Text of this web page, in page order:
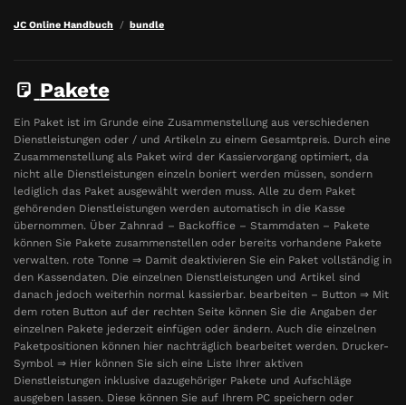
JC Online Handbuch bundle
Pakete
Ein Paket ist im Grunde eine Zusammenstellung aus verschiedenen
Dienstleistungen oder / und Artikeln zu einem Gesamtpreis. Durch eine
Zusammenstellung als Paket wird der Kassiervorgang optimiert, da
nicht alle Dienstleistungen einzeln boniert werden müssen, sondern
lediglich das Paket ausgewählt werden muss. Alle zu dem Paket
gehörenden Dienstleistungen werden automatisch in die Kasse
übernommen. Über Zahnrad – Backoffice – Stammdaten – Pakete
können Sie Pakete zusammenstellen oder bereits vorhandene Pakete
verwalten. rote Tonne ⇒ Damit deaktivieren Sie ein Paket vollständig in
den Kassendaten. Die einzelnen Dienstleistungen und Artikel sind
danach jedoch weiterhin normal kassierbar. bearbeiten – Button ⇒ Mit
dem roten Button auf der rechten Seite können Sie die Angaben der
einzelnen Pakete jederzeit einfügen oder ändern. Auch die einzelnen
Paketpositionen können hier nachträglich bearbeitet werden. Drucker-
Symbol ⇒ Hier können Sie sich eine Liste Ihrer aktiven
Dienstleistungen inklusive dazugehöriger Pakete und Aufschläge
ausgeben lassen. Diese können Sie auf Ihrem PC speichern oder